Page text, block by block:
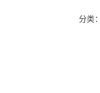
KAI
分类：